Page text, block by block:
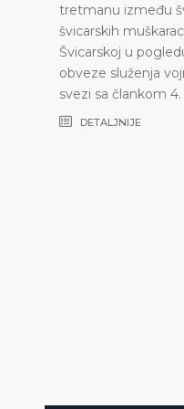
tretmanu između
švicarskih
Švicarskoj u
obveze služenja
svezi sa člankom 4.
DETALJNIJE